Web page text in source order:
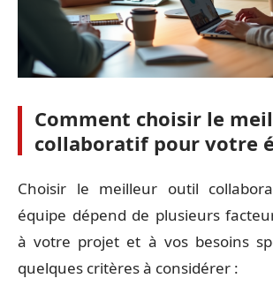
Comment choisir le
collaboratif pour votre
Choisir le meilleur outil
équipe dépend de plusieurs
à votre projet et à vos besoins
quelques critères à considérer :